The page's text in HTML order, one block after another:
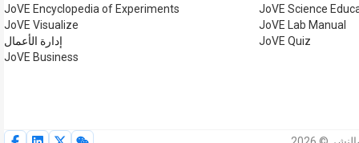
JoVE Encyclopedia of Experiments
JoVE Visualize
إدارة الأعمال
JoVE Business
JoVE Science
JoVE Lab Manual
JoVE Quiz